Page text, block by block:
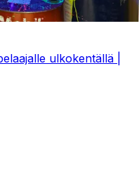
ulkokentällä |